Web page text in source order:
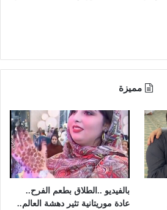
مميزة
بالفيديو ..الطلاق بطعم الفرح..
عادة موريتانية تثير دهشة العالم..